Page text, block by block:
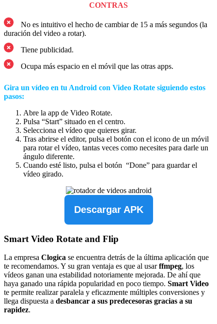
CONTRAS
No es intuitivo el hecho de cambiar de 15 a más segundos (la
duración del video a rotar).
Tiene publicidad.
Ocupa más espacio en el móvil que las otras apps.
Gira un vídeo en tu Android con Video Rotate siguiendo estos
pasos:
Abre la app de Video Rotate.
Pulsa “Start” situado en el centro.
Selecciona el vídeo que quieres girar.
Tras abrirse el editor, pulsa el botón con el icono de un móvil
para rotar el vídeo, tantas veces como necesites para darle un
ángulo diferente.
Cuando esté listo, pulsa el botón “Done” para guardar el
vídeo girado.
Descargar APK
Smart Video Rotate and Flip
La empresa Clogica se encuentra detrás de la última aplicación que
te recomendamos. Y su gran ventaja es que al usarffmpeg, los
vídeos ganan una estabilidad notoriamente mejorada. De ahí que
haya ganado una rápida popularidad en poco tiempo. Smart Video
te permite realizar paralela y eficazmente múltiples conversiones y
llega dispuesta a desbancar a sus predecesoras gracias a su
rapidez.